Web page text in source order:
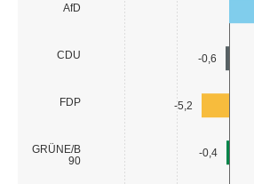
AfD
CDU
FDP
GRÜNE/B
90
-0,6
-5,2
-0,4